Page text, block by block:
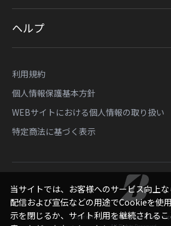
ヘルプ
利用規約
個人情報保護基本方針
WEBサイトにおける個人情報の取り扱い
特定商法に基づく表示
Copyright © Bridgestone Sports Sales
当サイトでは、お客様へのサービス向上
配信および宣伝などの用途でCookieを使
示を閉じるか、サイト利用を継続される